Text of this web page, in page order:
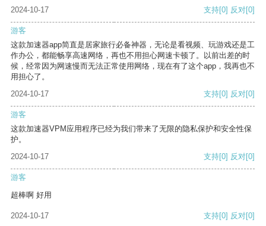
2024-10-17
支持[0] 反对[0]
游客
这款加速器app简直是居家旅行必备神器，无论是看视频、玩游戏还是工
作办公，都能畅享高速网络，再也不用担心网速卡顿了。以前出差的时
候，经常因为网速慢而无法正常使用网络，现在有了这个app，我再也不
用担心了。
2024-10-17
支持[0] 反对[0]
游客
这款加速器VPM应用程序已经为我们带来了无限的隐私保护和安全性保
护。
2024-10-17
支持[0] 反对[0]
游客
超棒啊 好用
2024-10-17 支持[0] 反对[0]